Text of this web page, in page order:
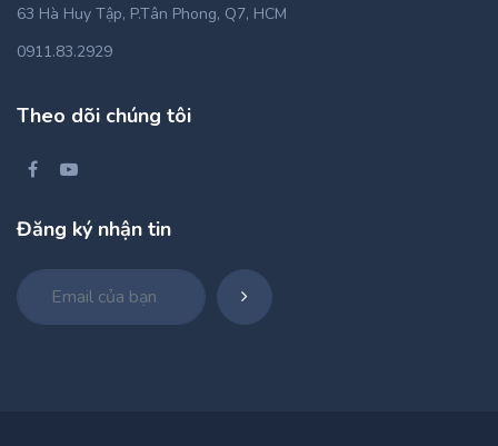
63 Hà Huy Tập, P.Tân Phong, Q7, HCM
0911.83.2929
Theo dõi chúng tôi
Đăng ký nhận tin